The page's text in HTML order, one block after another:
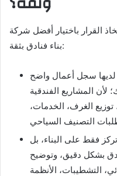
القرار باختيار أفضل شركة
بناء فنادق بثقة:
لديها سجل أعمال واضح
المشاريع الفندقية
توزيع الغرف، الخدمات،
فقط على البناء، بل
بشكل دقيق، وتوضيح
التشطيبات، الأنظمة